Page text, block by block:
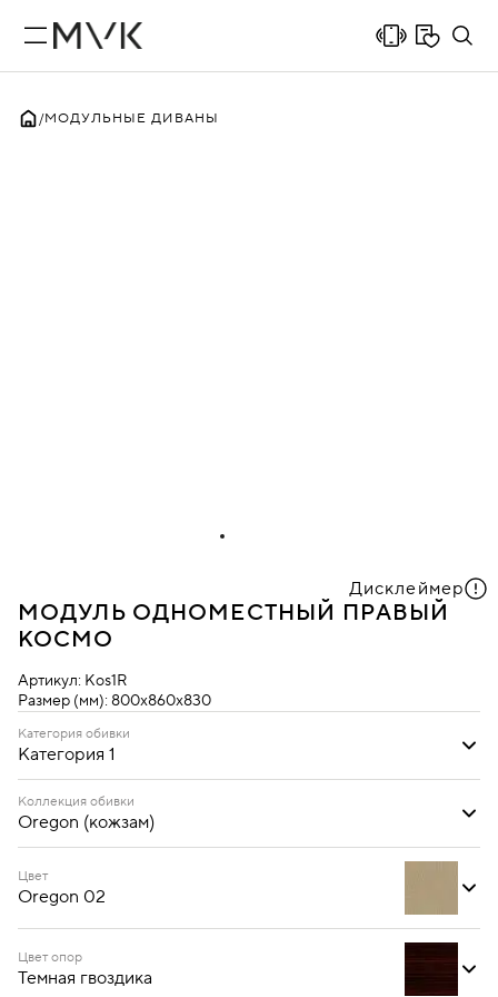
МОДУЛЬНЫЕ ДИВАНЫ
Дисклеймер
МОДУЛЬ ОДНОМЕСТНЫЙ ПРАВЫЙ
КОСМО
Артикул: Kos1R
Размер (мм): 800х860х830
Категория обивки
Категория 1
Коллекция обивки
Oregon (кожзам)
Цвет
Oregon 02
Цвет опор
Темная гвоздика